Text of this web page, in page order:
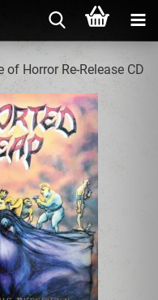
of Horror Re-Release CD